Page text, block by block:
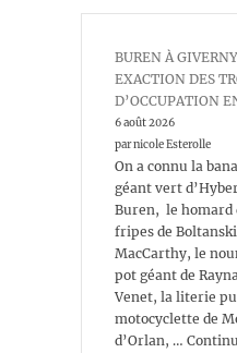
BUREN À
EXACTION DES
D’OCCUPATION
6 août 2026
par nicole Esterolle
On a connu la
géant vert
Buren, le homard
fripes de
MacCarthy, le
pot géant de
Venet, la literie
motocyclette de
d’Orlan, …